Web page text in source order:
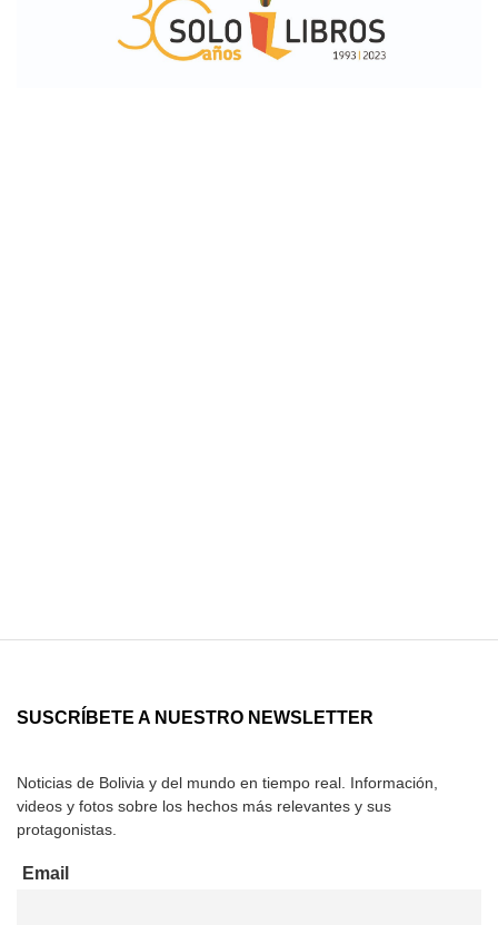
SUSCRÍBETE A NUESTRO NEWSLETTER
Noticias de Bolivia y del mundo en tiempo real. Información,
videos y fotos sobre los hechos más relevantes y sus
protagonistas.
Email